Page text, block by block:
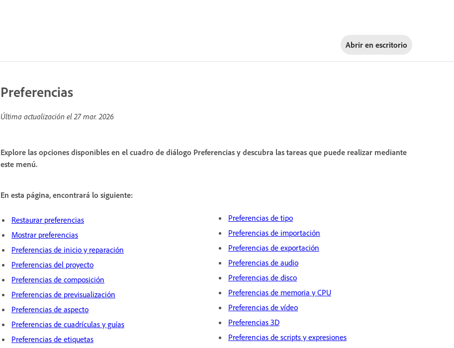
Abrir en escritorio
Preferencias
Última actualización el27 mar. 2026
Explore las opciones disponibles en el cuadro de diálogo Preferencias y descubra las tareas que puede realizar mediante
este menú.
En esta página, encontrará lo siguiente:
Restaurar preferencias
Mostrar preferencias
Preferencias de inicio y reparación
Preferencias del proyecto
Preferencias de composición
Preferencias de previsualización
Preferencias de aspecto
Preferencias de cuadrículas y guías
Preferencias de etiquetas
Preferencias de tipo
Preferencias de importación
Preferencias de exportación
Preferencias de audio
Preferencias de disco
Preferencias de memoria y CPU
Preferencias de vídeo
Preferencias 3D
Preferencias de scripts y expresiones